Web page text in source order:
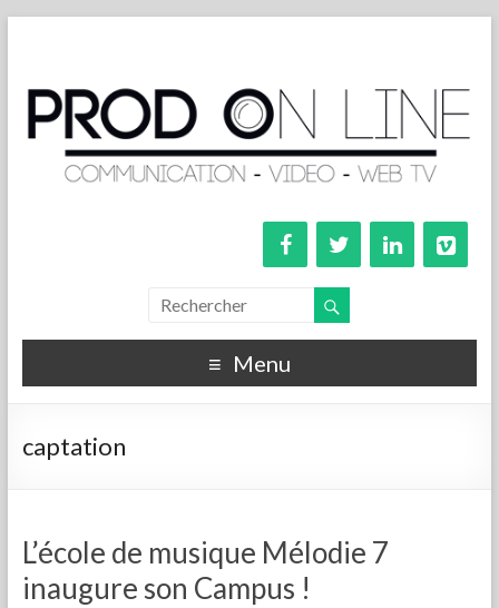
Menu
captation
L’école de musique Mélodie 7
inaugure son Campus !